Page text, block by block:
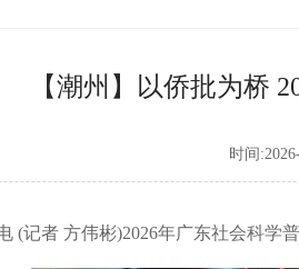
【潮州】以侨批为桥
时间
者 方伟彬)2026年广东社会科学普